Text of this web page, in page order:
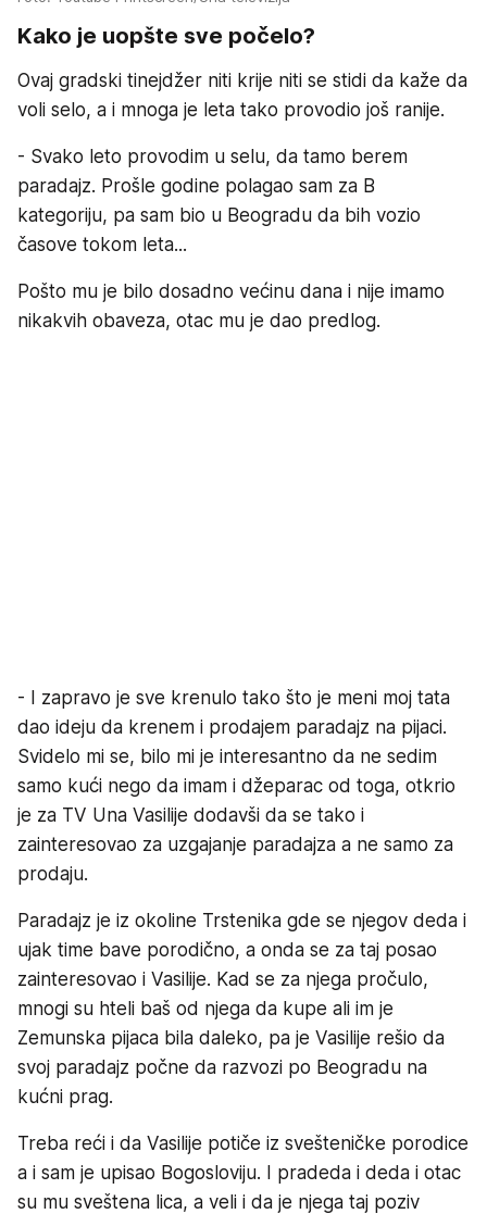
Kako je uopšte sve počelo?
Ovaj gradski tinejdžer niti krije niti se stidi da kaže da
voli selo, a i mnoga je leta tako provodio još ranije.
- Svako leto provodim u selu, da tamo berem
paradajz. Prošle godine polagao sam za B
kategoriju, pa sam bio u Beogradu da bih vozio
časove tokom leta...
Pošto mu je bilo dosadno većinu dana i nije imamo
nikakvih obaveza, otac mu je dao predlog.
- I zapravo je sve krenulo tako što je meni moj tata
dao ideju da krenem i prodajem paradajz na pijaci.
Svidelo mi se, bilo mi je interesantno da ne sedim
samo kući nego da imam i džeparac od toga, otkrio
je za TV Una Vasilije dodavši da se tako i
zainteresovao za uzgajanje paradajza a ne samo za
prodaju.
Paradajz je iz okoline Trstenika gde se njegov deda i
ujak time bave porodično, a onda se za taj posao
zainteresovao i Vasilije. Kad se za njega pročulo,
mnogi su hteli baš od njega da kupe ali im je
Zemunska pijaca bila daleko, pa je Vasilije rešio da
svoj paradajz počne da razvozi po Beogradu na
kućni prag.
Treba reći i da Vasilije potiče iz svešteničke porodice
a i sam je upisao Bogosloviju. I pradeda i deda i otac
su mu sveštena lica, a veli i da je njega taj poziv